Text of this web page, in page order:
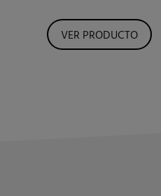
VER PRODUCTO